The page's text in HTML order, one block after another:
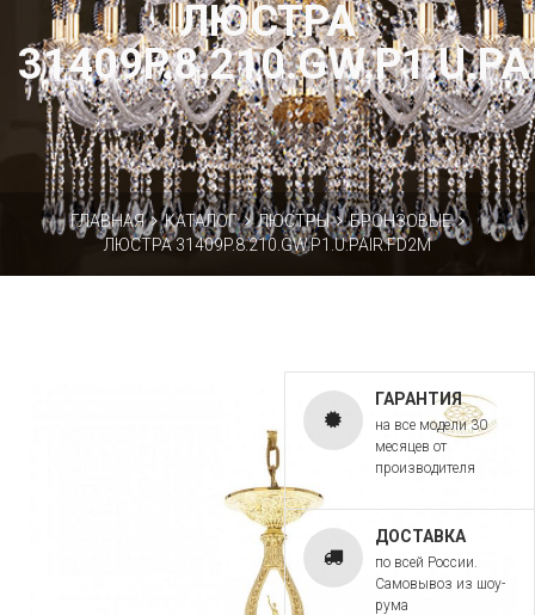
ЛЮСТРА
ГЛАВНАЯ КАТАЛОГ ЛЮСТРЫ
БРОНЗОВЫЕ
ЛЮСТРА 31409P.8.210.GW.P1.U.PAIR.FD2M
ГАРАНТИЯ
на все модели 30
месяцев от
производителя
ДОСТАВКА
по всей России.
Самовывоз из шоу-
рума